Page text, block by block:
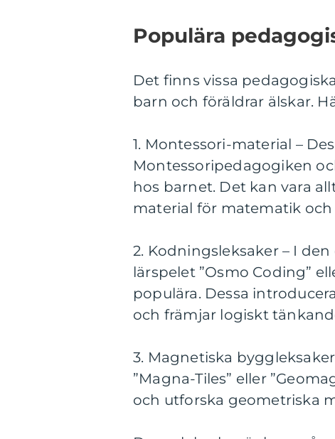
Populära
Det finns vissa
barn och föräldrar älskar.
1. Montessori-material –
Montessoripedagogiken
hos barnet. Det kan vara
material för matematik
2. Kodningsleksaker – I
lärspelet ”Osmo Coding”
populära. Dessa
och främjar logiskt
3. Magnetiska
”Magna-Tiles” eller
och utforska geometriska